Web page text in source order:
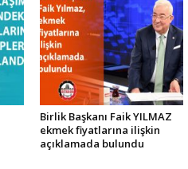
Birlik Başkanı Faik YILMAZ
ekmek fiyatlarına ilişkin
açıklamada bulundu